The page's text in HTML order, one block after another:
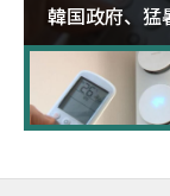
韓国政府、猛
に需給対応